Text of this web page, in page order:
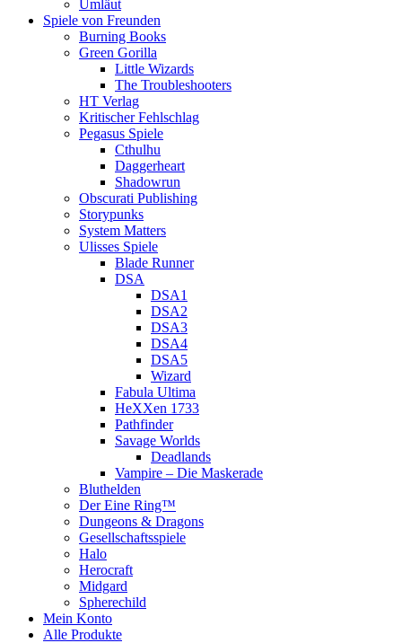
Umläut
Spiele von Freunden
Burning Books
Green Gorilla
Little Wizards
The Troubleshooters
HT Verlag
Kritischer Fehlschlag
Pegasus Spiele
Cthulhu
Daggerheart
Shadowrun
Obscurati Publishing
Storypunks
System Matters
Ulisses Spiele
Blade Runner
DSA
DSA1
DSA2
DSA3
DSA4
DSA5
Wizard
Fabula Ultima
HeXXen 1733
Pathfinder
Savage Worlds
Deadlands
Vampire – Die Maskerade
Bluthelden
Der Eine Ring™
Dungeons & Dragons
Gesellschaftsspiele
Halo
Herocraft
Midgard
Spherechild
Mein Konto
Alle Produkte